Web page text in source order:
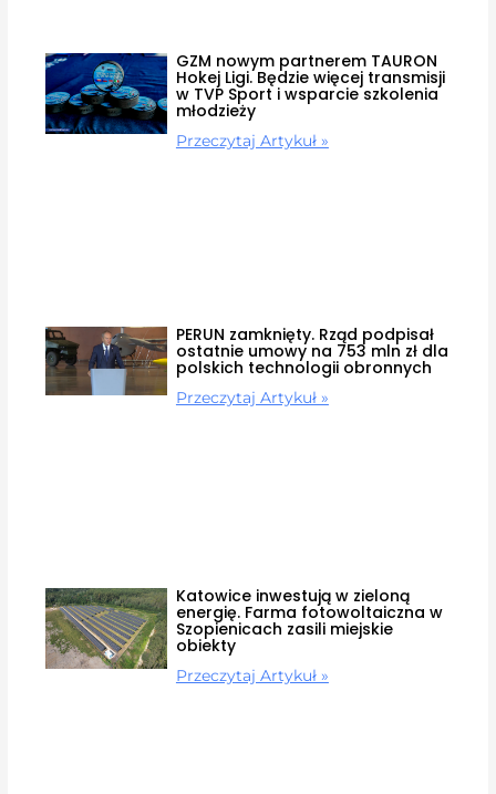
GZM nowym partnerem TAURON
Hokej Ligi. Będzie więcej transmisji
w TVP Sport i wsparcie szkolenia
młodzieży
Przeczytaj Artykuł »
PERUN zamknięty. Rząd podpisał
ostatnie umowy na 753 mln zł dla
polskich technologii obronnych
Przeczytaj Artykuł »
Katowice inwestują w zieloną
energię. Farma fotowoltaiczna w
Szopienicach zasili miejskie
obiekty
Przeczytaj Artykuł »